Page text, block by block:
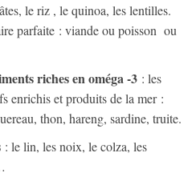
le riz , le quinoa, les lentilles.
parfaite : viande ou poisson ou
riches en oméga -3 : les
enrichis et produits de la mer :
thon, hareng, sardine, truite.
: le lin, les noix, le colza, les